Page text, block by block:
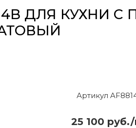
ДЛЯ
Артикул
25 100